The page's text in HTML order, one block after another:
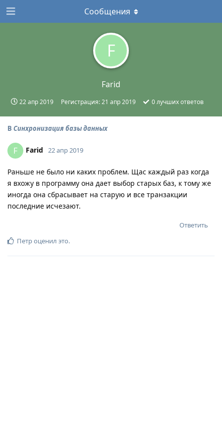
F
Farid
22 апр 2019 Регистрация:21 апр 2019 0лучших ответов
Сообщения
В Синхронизация базы данных
F Farid 22 апр 2019
Раньше не было ни каких проблем. Щас каждый раз когда
я вхожу в программу она дает выбор старых баз, к тому же
иногда она сбрасывает на старую и все транзакции
последние исчезают.
Ответить
Петроценил это.